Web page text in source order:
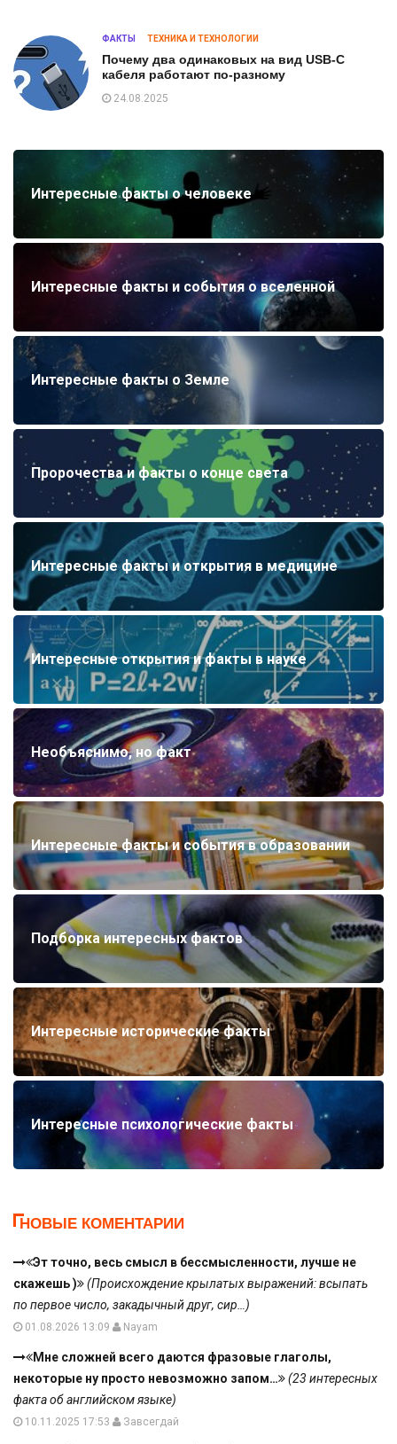
ФАКТЫ ТЕХНИКА И ТЕХНОЛОГИИ
Почему два одинаковых на вид USB-C
кабеля работают по-разному
24.08.2025
Интересные факты о человеке
Интересные факты и события о вселенной
Интересные факты о Земле
Пророчества и факты о конце света
Интересные факты и открытия в медицине
Интересные открытия и факты в науке
Необъяснимо, но факт
Интересные факты и события в образовании
Подборка интересных фактов
Интересные исторические факты
Интересные психологические факты
НОВЫЕ КОМЕНТАРИИ
Эт точно, весь смысл в бессмысленности, лучше не
скажешь )
(Происхождение крылатых выражений: всыпать
по первое число, закадычный друг, сир…)
01.08.2026 13:09 Nayam
Мне сложней всего даются фразовые глаголы,
некоторые ну просто невозможно запом…
(23 интересных
факта об английском языке)
10.11.2025 17:53 Завсегдай